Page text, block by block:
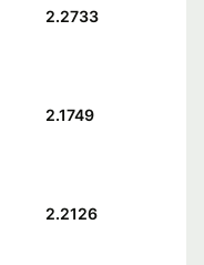
2.2733
2.1749
2.2126